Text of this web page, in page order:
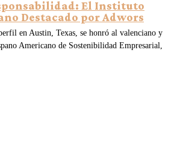
El Instituto
Destacado por Adwors
en Austin, Texas, se honró al valenciano y
Americano de Sostenibilidad Empresarial,